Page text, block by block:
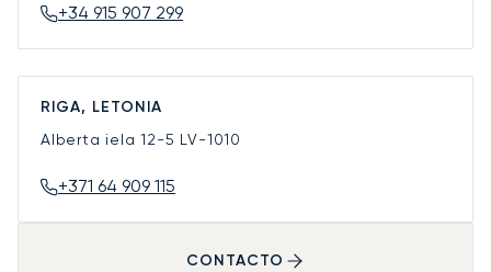
+34 915 907 299
RIGA, LETONIA
Alberta iela 12-5 LV-1010
+371 64 909 115
CONTACTO